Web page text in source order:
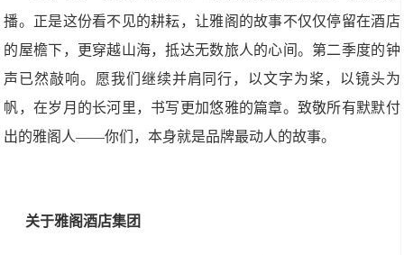
播。正是这份看不见的耕耘，让雅阁的故事不仅仅停留在酒店
的屋檐下，更穿越山海，抵达无数旅人的心间。第二季度的钟
声已然敲响。愿我们继续并肩同行，以文字为桨，以镜头为
帆，在岁月的长河里，书写更加悠雅的篇章。致敬所有默默付
出的雅阁人——你们，本身就是品牌最动人的故事。
关于雅阁酒店集团